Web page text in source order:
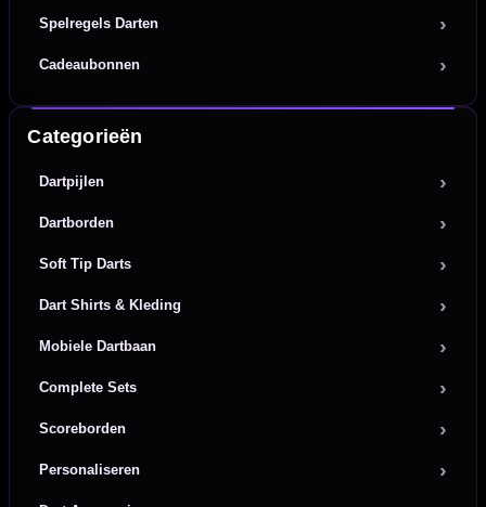
Spelregels Darten
Cadeaubonnen
Categorieën
Dartpijlen
Dartborden
Soft Tip Darts
Dart Shirts & Kleding
Mobiele Dartbaan
Complete Sets
Scoreborden
Personaliseren